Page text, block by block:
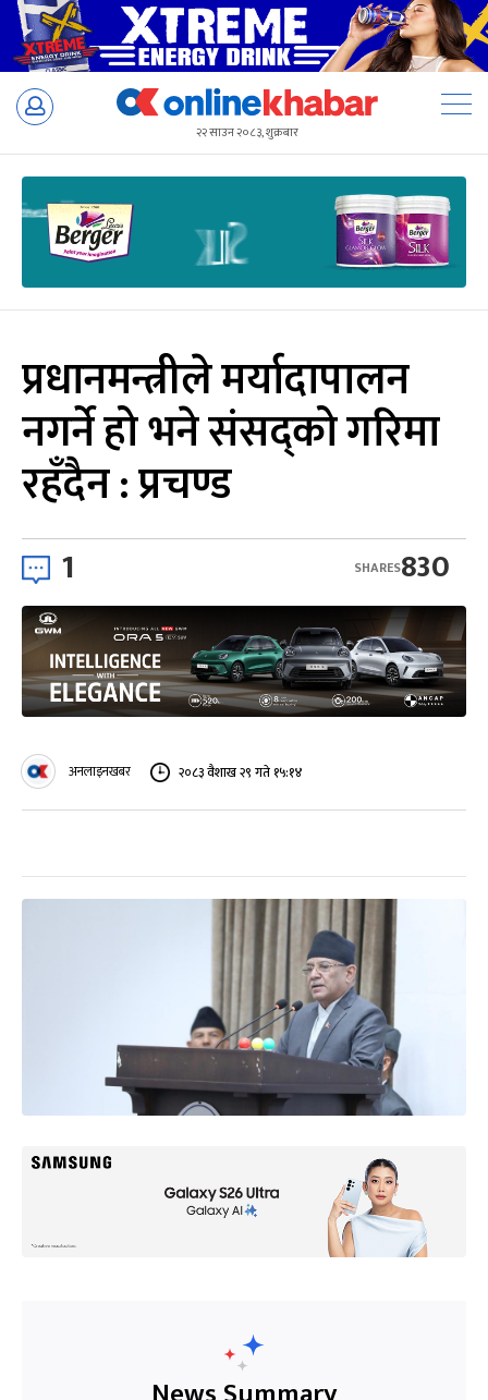
Skip
२२ साउन २०८३, शुक्रबार
प्रधानमन्त्रीले मर्यादापालन
नगर्ने हो भने संसद्को गरिमा
रहँदैन : प्रचण्ड
1 830
SHARES
अनलाइनखबर २०८३ वैशाख २९ गते १५:१४